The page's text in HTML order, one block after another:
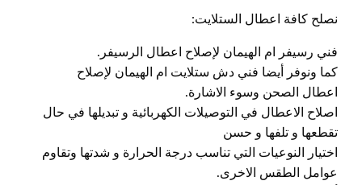
نصلح كافة اعطال الستلايت:
فني رسيفر ام الهيمان لإصلاح اعطال الرسيفر.
كما ونوفر أيضا فني دش ستلايت ام الهيمان لإصلاح
اعطال الصحن وسوء الاشارة.
اصلاح الاعطال في التوصيلات الكهربائية و تبديلها في حال
تقطعها و تلفها و حسن
اختيار النوعيات التي تناسب درجة الحرارة و شدتها وتقاوم
عوامل الطقس الاخرى.